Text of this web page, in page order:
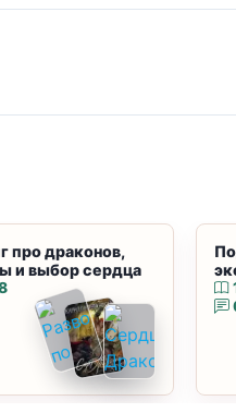
про драконов,
и выбор сердца